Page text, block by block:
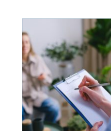
kring barnhälsa och
graviditet. När vården
samlas under ett tak blir
vägen mellan olika
mottagningar kortare...